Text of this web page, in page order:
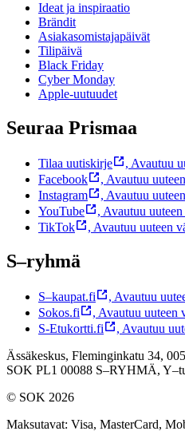
Ideat ja inspiraatio
Brändit
Asiakasomistajapäivät
Tilipäivä
Black Friday
Cyber Monday
Apple-uutuudet
Seuraa Prismaa
Tilaa uutiskirje , Avautuu
Facebook
, Avautuu
Instagram
, Avautuu
YouTube
, Avautuu
TikTok
, Avautuu uuteen
S–ryhmä
S–kaupat.fi , Avautuu
Sokos.fi
, Avautuu uuteen
S-Etukortti.fi
, Avautuu
Ässäkeskus, Fleminginkatu 34,
SOK PL1 00088 S–RYHMÄ,
© SOK 2026
Maksutavat: Visa, MasterCard,